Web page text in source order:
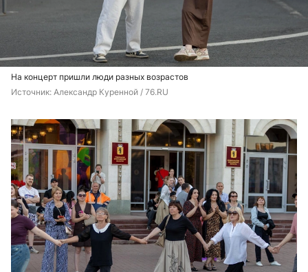
На концерт пришли люди разных возрастов
Источник: Александр Куренной / 76.RU